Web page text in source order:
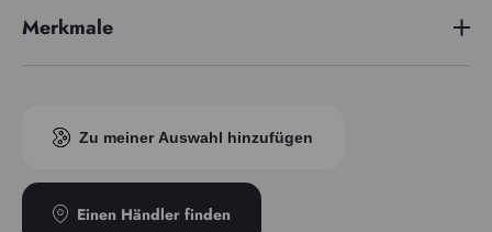
Merkmale
Zu meiner Auswahl hinzufügen
Einen Händler finden